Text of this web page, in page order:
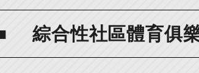
綜合性社區體育俱